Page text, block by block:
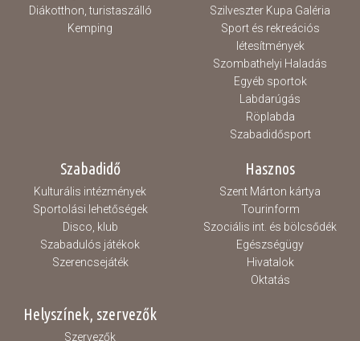
Diákotthon, turistaszálló
Kemping
Szilveszter Kupa Galéria
Sport és rekreációs
létesítmények
Szombathelyi Haladás
Egyéb sportok
Labdarúgás
Röplabda
Szabadidősport
Szabadidő
Kulturális intézmények
Sportolási lehetőségek
Disco, klub
Szabadulós játékok
Szerencsejáték
Hasznos
Szent Márton kártya
Tourinform
Szociális int. és bölcsődék
Egészségügy
Hivatalok
Oktatás
Helyszínek, szervezők
Szervezők